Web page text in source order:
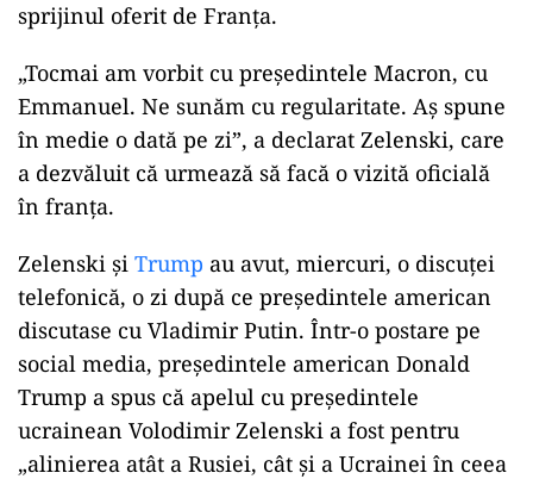
sprijinul oferit de Franța.
„Tocmai am vorbit cu preşedintele Macron, cu
Emmanuel. Ne sunăm cu regularitate. Aş spune
în medie o dată pe zi”, a declarat Zelenski, care
a dezvăluit că urmează să facă o vizită oficială
în franţa.
Zelenski şi Trump au avut, miercuri, o discuţei
telefonică, o zi după ce preşedintele american
discutase cu Vladimir Putin. Într-o postare pe
social media, preşedintele american Donald
Trump a spus că apelul cu preşedintele
ucrainean Volodimir Zelenski a fost pentru
„alinierea atât a Rusiei, cât și a Ucrainei în ceea